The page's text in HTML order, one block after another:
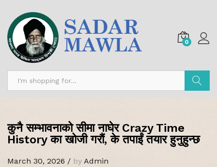
0
कुनै सम्भावनाको सीमा नाघेर Crazy Time
History का खोजी गरौं, के तपाईं तयार हुनुहुन्छ
March 30, 2026 / by Admin